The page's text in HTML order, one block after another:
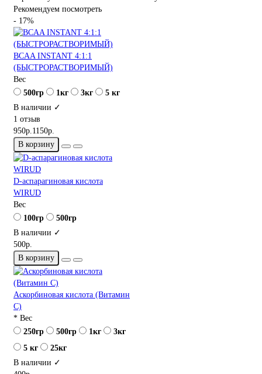
Рекомендуем посмотреть
- 17%
BCAA INSTANT 4:1:1
(БЫСТРОРАСТВОРИМЫЙ)
Вес
500гр
1кг 3кг
5 кг
В наличии ✓
1 отзыв
950р. 1150р.
В корзину
D-аспарагиновая кислота
WIRUD
Вес
100гр
500гр
В наличии ✓
500р.
В корзину
Аскорбиновая кислота (Витамин
С)
* Вес
250гр
500гр 1кг
3кг
5 кг
25кг
В наличии ✓